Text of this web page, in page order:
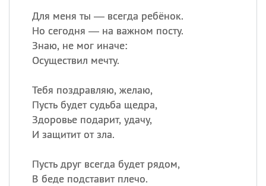
Для меня ты — всегда ребёнок.
Но сегодня — на важном посту.
Знаю, не мог иначе:
Осуществил мечту.
Тебя поздравляю, желаю,
Пусть будет судьба щедра,
Здоровье подарит, удачу,
И защитит от зла.
Пусть друг всегда будет рядом,
В беде подставит плечо.